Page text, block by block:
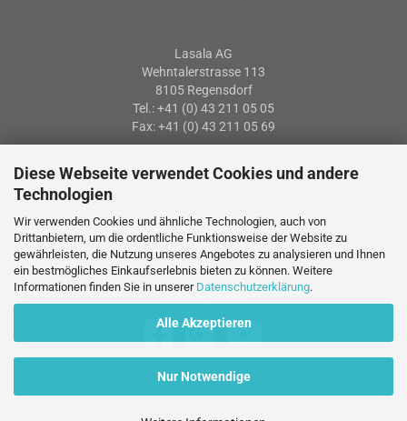
Diese Webseite verwendet Cookies und andere
Technologien
Wir verwenden Cookies und ähnliche Technologien, auch von
Drittanbietern, um die ordentliche Funktionsweise der Website zu
gewährleisten, die Nutzung unseres Angebotes zu analysieren und Ihnen
ein bestmögliches Einkaufserlebnis bieten zu können. Weitere
Informationen finden Sie in unserer Datenschutzerklärung.
Alle Akzeptieren
Nur Notwendige
Lasala AG
Wehntalerstrasse 113
8105 Regensdorf
Tel.: +41 (0) 43 211 05 05
Fax: +41 (0) 43 211 05 69
Öffnungszeiten
07: 30 – 12:00 Uhr
13:15 – 17:15 Uhr